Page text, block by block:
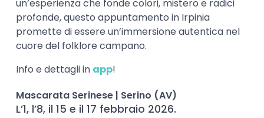
un’esperienza che fonde colori, mistero e radici
profonde, questo appuntamento in Irpinia
promette di essere un’immersione autentica nel
cuore del folklore campano.
Info e dettagli in app!
Mascarata Serinese | Serino (AV)
L’1, l’8, il 15 e il 17 febbraio 2026.